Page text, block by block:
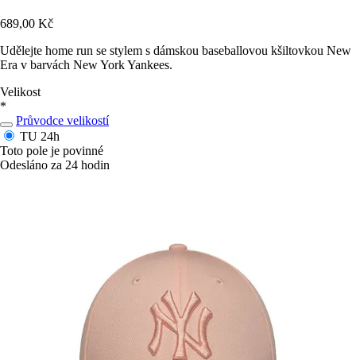
689,00 Kč
Udělejte home run se stylem s dámskou baseballovou kšiltovkou New
Era v barvách New York Yankees.
Velikost
*
Průvodce velikostí
TU 24h
Toto pole je povinné
Odesláno za 24 hodin